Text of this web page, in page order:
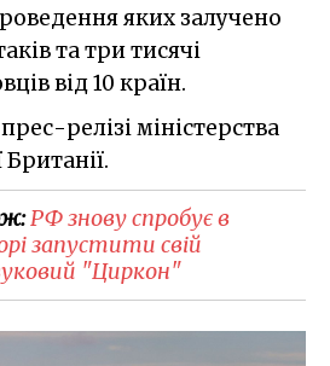
яких залучено
та три тисячі
від 10 країн.
релізі міністерства
РФ знову спробує в
запустити свій
"Циркон"